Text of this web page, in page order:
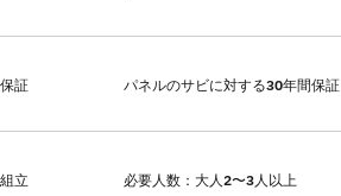
保証 パネルのサビに対する30年間保証
組立
必要人数：大人2〜3人以上